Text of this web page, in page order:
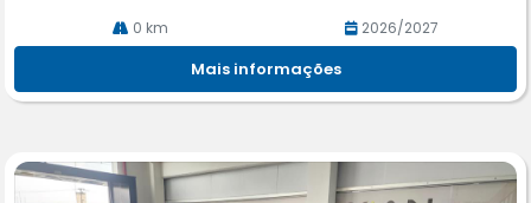
0 km 2026/2027
Mais informações